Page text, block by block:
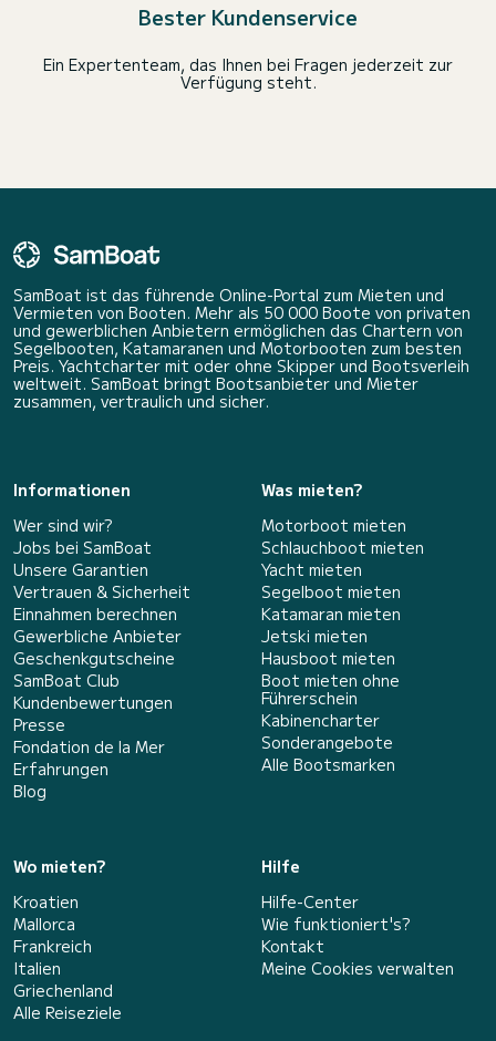
Bester Kundenservice
Ein Expertenteam, das Ihnen bei Fragen jederzeit zur
Verfügung steht.
SamBoat ist das führende Online-Portal zum Mieten und
Vermieten von Booten. Mehr als 50 000 Boote von privaten
und gewerblichen Anbietern ermöglichen das Chartern von
Segelbooten, Katamaranen und Motorbooten zum besten
Preis. Yachtcharter mit oder ohne Skipper und Bootsverleih
weltweit. SamBoat bringt Bootsanbieter und Mieter
zusammen, vertraulich und sicher.
Informationen
Wer sind wir?
Jobs bei SamBoat
Unsere Garantien
Vertrauen & Sicherheit
Einnahmen berechnen
Gewerbliche Anbieter
Geschenkgutscheine
SamBoat Club
Kundenbewertungen
Presse
Fondation de la Mer
Erfahrungen
Blog
Was mieten?
Motorboot mieten
Schlauchboot mieten
Yacht mieten
Segelboot mieten
Katamaran mieten
Jetski mieten
Hausboot mieten
Boot mieten ohne
Führerschein
Kabinencharter
Sonderangebote
Alle Bootsmarken
Wo mieten?
Kroatien
Mallorca
Frankreich
Italien
Griechenland
Alle Reiseziele
Hilfe
Hilfe-Center
Wie funktioniert's?
Kontakt
Meine Cookies verwalten